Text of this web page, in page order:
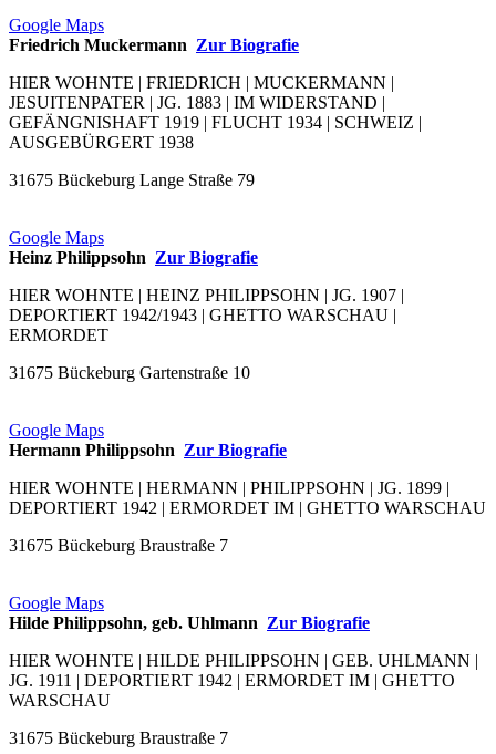
Google Maps
Friedrich Muckermann Zur Biografie
HIER WOHNTE | FRIEDRICH | MUCKERMANN |
JESUITENPATER | JG. 1883 | IM WIDERSTAND |
GEFÄNGNISHAFT 1919 | FLUCHT 1934 | SCHWEIZ |
AUSGEBÜRGERT 1938
31675 Bückeburg Lange Straße 79
Google Maps
Heinz Philippsohn Zur Biografie
HIER WOHNTE | HEINZ PHILIPPSOHN | JG. 1907 |
DEPORTIERT 1942/1943 | GHETTO WARSCHAU |
ERMORDET
31675 Bückeburg Gartenstraße 10
Google Maps
Hermann Philippsohn Zur Biografie
HIER WOHNTE | HERMANN | PHILIPPSOHN | JG. 1899 |
DEPORTIERT 1942 | ERMORDET IM | GHETTO WARSCHAU
31675 Bückeburg Braustraße 7
Google Maps
Hilde Philippsohn, geb. Uhlmann Zur Biografie
HIER WOHNTE | HILDE PHILIPPSOHN | GEB. UHLMANN |
JG. 1911 | DEPORTIERT 1942 | ERMORDET IM | GHETTO
WARSCHAU
31675 Bückeburg Braustraße 7